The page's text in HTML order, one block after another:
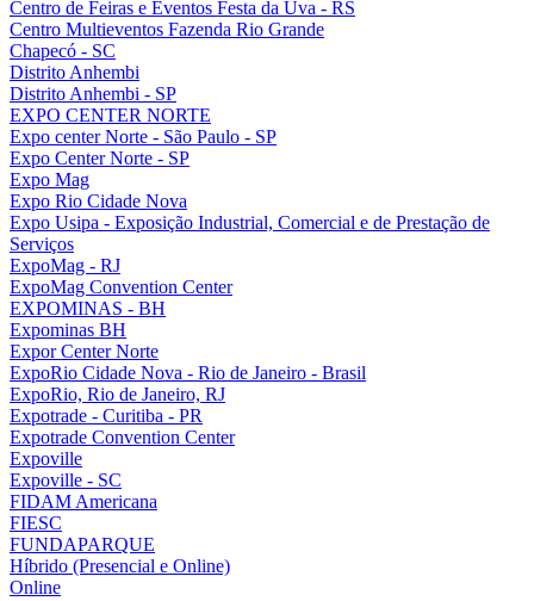
Centro de Feiras e Eventos Festa da Uva - RS
Centro Multieventos Fazenda Rio Grande
Chapecó - SC
Distrito Anhembi
Distrito Anhembi - SP
EXPO CENTER NORTE
Expo center Norte - São Paulo - SP
Expo Center Norte - SP
Expo Mag
Expo Rio Cidade Nova
Expo Usipa - Exposição Industrial, Comercial e de Prestação de
Serviços
ExpoMag - RJ
ExpoMag Convention Center
EXPOMINAS - BH
Expominas BH
Expor Center Norte
ExpoRio Cidade Nova - Rio de Janeiro - Brasil
ExpoRio, Rio de Janeiro, RJ
Expotrade - Curitiba - PR
Expotrade Convention Center
Expoville
Expoville - SC
FIDAM Americana
FIESC
FUNDAPARQUE
Híbrido (Presencial e Online)
Online